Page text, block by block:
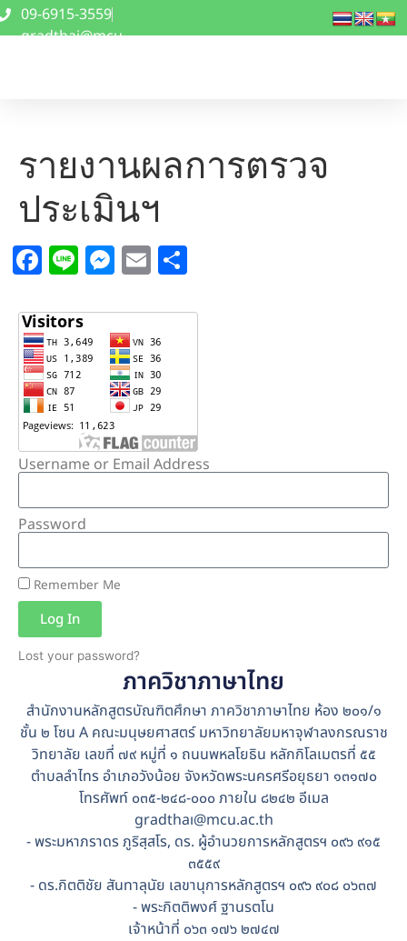
09-6915-3559
gradthai@mcu
รายงานผลการตรวจ
ประเมินฯ
Facebook
LineMessenger
Email
Username or Email Address
Password
Remember Me
Log In
Lost your password?
ภาควิชาภาษาไทย
สำนักงานหลักสูตรบัณฑิตศึกษา ภาควิชาภาษาไทย ห้อง ๒๐๑/๑
ชั้น ๒ โซน A คณะมนุษยศาสตร์ มหาวิทยาลัยมหาจุฬาลงกรณราช
วิทยาลัย เลขที่ ๗๙ หมู่ที่ ๑ ถนนพหลโยธิน หลักกิโลเมตรที่ ๕๕
ตำบลลำไทร อำเภอวังน้อย จังหวัดพระนครศรีอยุธยา ๑๓๑๗๐
โทรศัพท์ ๐๓๕-๒๔๘-๐๐๐ ภายใน ๘๒๔๒ อีเมล
gradthaı@mcu.ac.th
- พระมหาภราดร ภูริสฺสโร, ดร. ผู้อำนวยการหลักสูตรฯ ๐๙๖ ๙๑๕
๓๕๕๙
- ดร.กิตติชัย สันทาลุนัย เลขานุการหลักสูตรฯ ๐๙๖ ๙๐๘ ๐๖๓๗
- พระกิตติพงศ์ ฐานรตโน
เจ้าหน้าที่ ๐๖๓ ๑๗๖ ๒๗๔๗